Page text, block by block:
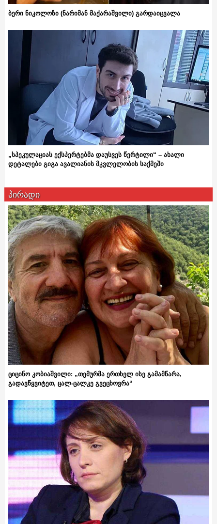
ბერი ნიკოლოზი (ნარიმან მაქარაშვილი) გარდაიცვალა
„სპეკულაციას ექსპერტებმა დაუსვეს წერტილი“ – ახალი
დეტალები გიგა ავალიანის მკვლელობის საქმეში
პირადი
ციცინო კობიაშვილი: „თემურმა ერთხელ ისე გამამწარა,
გადავწყვიტეთ, ცალ-ცალკე გვეცხოვრა“